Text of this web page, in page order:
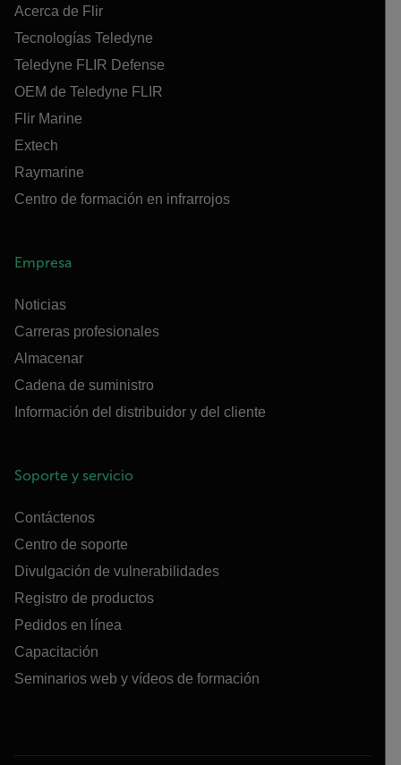
Acerca de Flir
Tecnologías Teledyne
Teledyne FLIR Defense
OEM de Teledyne FLIR
Flir Marine
Extech
Raymarine
Centro de formación en infrarrojos
Empresa
Noticias
Carreras profesionales
Almacenar
Cadena de suministro
Información del distribuidor y del cliente
Soporte y servicio
Contáctenos
Centro de soporte
Divulgación de vulnerabilidades
Registro de productos
Pedidos en línea
Capacitación
Seminarios web y vídeos de formación